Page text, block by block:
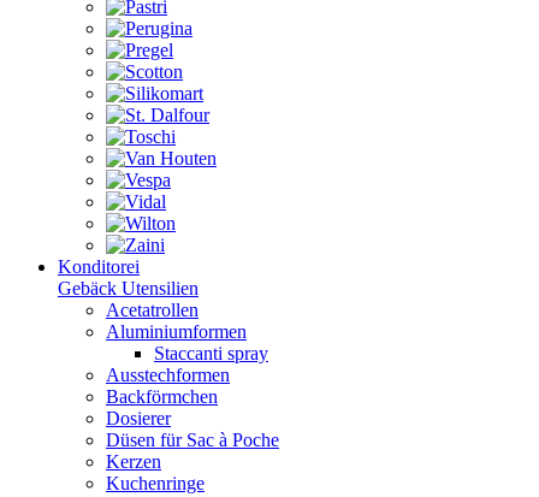
Konditorei
Gebäck Utensilien
Acetatrollen
Aluminiumformen
Staccanti spray
Ausstechformen
Backförmchen
Dosierer
Düsen für Sac à Poche
Kerzen
Kuchenringe